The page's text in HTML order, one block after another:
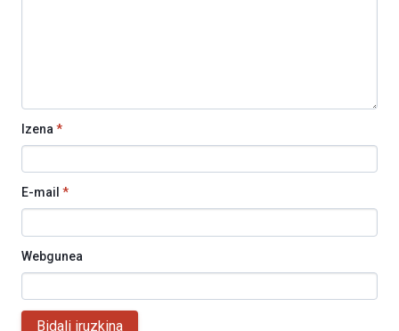
Izena *
E-mail *
Webgunea
Bidali iruzkina